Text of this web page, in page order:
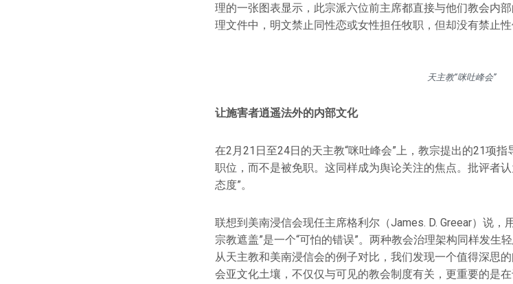
理的一张图表显示，此宗派六位前主席都直接与他们教会内
理文件中，明文禁止同性恋或女性担任牧职，但却没有禁止性
天主教“咪吐峰会”
让施害者逍遥法外的内部文化
在2月21日至24日的天主教“咪吐峰会”上，教宗提出的21项
职位，而不是被免职。这同样成为舆论关注的焦点。批评者认
态度”。
联想到美南浸信会现任主席格利尔（James. D. Greear）说，
宗教遮盖”是一个“可怕的错误”。两种教会治理架构同样发生
从天主教和美南浸信会的例子对比，我们发现一个值得深思
会亚文化土壤，不仅仅与可见的教会制度有关，更重要的是